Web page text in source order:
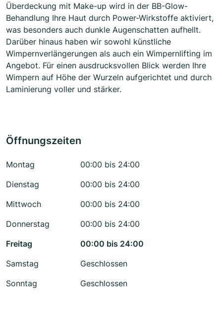
Überdeckung mit Make-up wird in der BB-Glow-
Behandlung Ihre Haut durch Power-Wirkstoffe aktiviert,
was besonders auch dunkle Augenschatten aufhellt.
Darüber hinaus haben wir sowohl künstliche
Wimpernverlängerungen als auch ein Wimpernlifting im
Angebot. Für einen ausdrucksvollen Blick werden Ihre
Wimpern auf Höhe der Wurzeln aufgerichtet und durch
Laminierung voller und stärker.
Öffnungszeiten
Montag
00:00 bis 24:00
Dienstag
00:00 bis 24:00
Mittwoch
00:00 bis 24:00
Donnerstag
00:00 bis 24:00
Freitag
00:00 bis 24:00
Samstag
Geschlossen
Sonntag
Geschlossen